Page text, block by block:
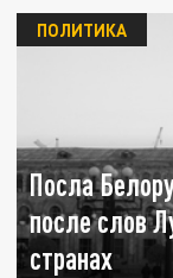
Посла
после слов
странах
ПОЛИТИКА